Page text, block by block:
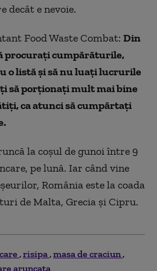
decât e nevoie.
Food Waste Combat: Din
procurați cumpărăturile,
o listă și să nu luați lucrurile
să porționați mult mai bine
ca atunci să cumpărtați
la coșul de gunoi între 9
pe lună. Iar când vine
România este la coada
de Malta, Grecia şi Cipru.
risipa masa de craciun
aruncata